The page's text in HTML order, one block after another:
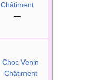
Châtiment
—
Choc Venin
Châtiment